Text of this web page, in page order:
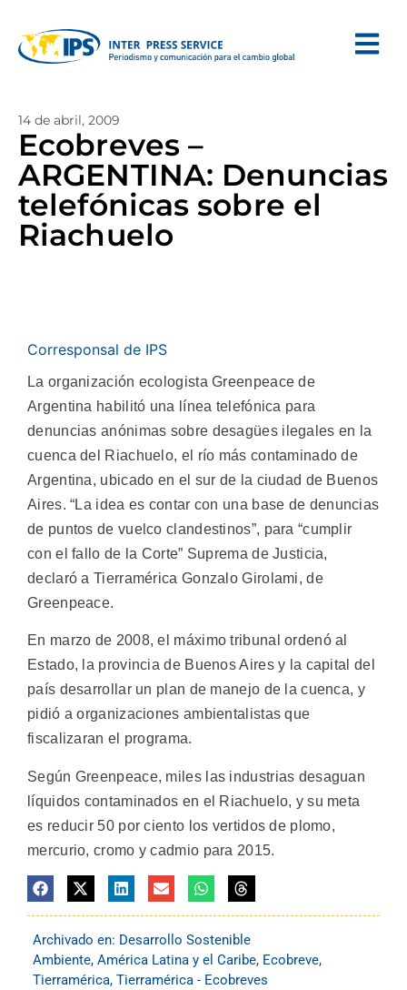
14 de abril, 2009
Ecobreves –
ARGENTINA: Denuncias
telefónicas sobre el
Riachuelo
Corresponsal de IPS
La organización ecologista Greenpeace de
Argentina habilitó una línea telefónica para
denuncias anónimas sobre desagües ilegales en la
cuenca del Riachuelo, el río más contaminado de
Argentina, ubicado en el sur de la ciudad de Buenos
Aires.“La idea es contar con una base de denuncias
de puntos de vuelco clandestinos”, para “cumplir
con el fallo de la Corte” Suprema de Justicia,
declaró a Tierramérica Gonzalo Girolami, de
Greenpeace.
En marzo de 2008, el máximo tribunal ordenó al
Estado, la provincia de Buenos Aires y la capital del
país desarrollar un plan de manejo de la cuenca, y
pidió a organizaciones ambientalistas que
fiscalizaran el programa.
Según Greenpeace, miles las industrias desaguan
líquidos contaminados en el Riachuelo, y su meta
es reducir 50 por ciento los vertidos de plomo,
mercurio, cromo y cadmio para 2015.
Archivado en: Desarrollo Sostenible
Ambiente, América Latina y el Caribe, Ecobreve,
Tierramérica, Tierramérica - Ecobreves